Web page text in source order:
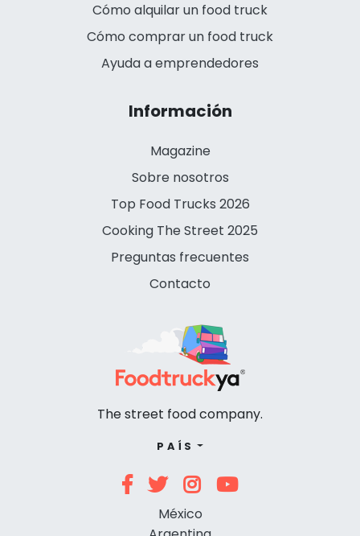
Cómo alquilar un food truck
Cómo comprar un food truck
Ayuda a emprendedores
Información
Magazine
Sobre nosotros
Top Food Trucks 2026
Cooking The Street 2025
Preguntas frecuentes
Contacto
The street food company.
PAÍS
México